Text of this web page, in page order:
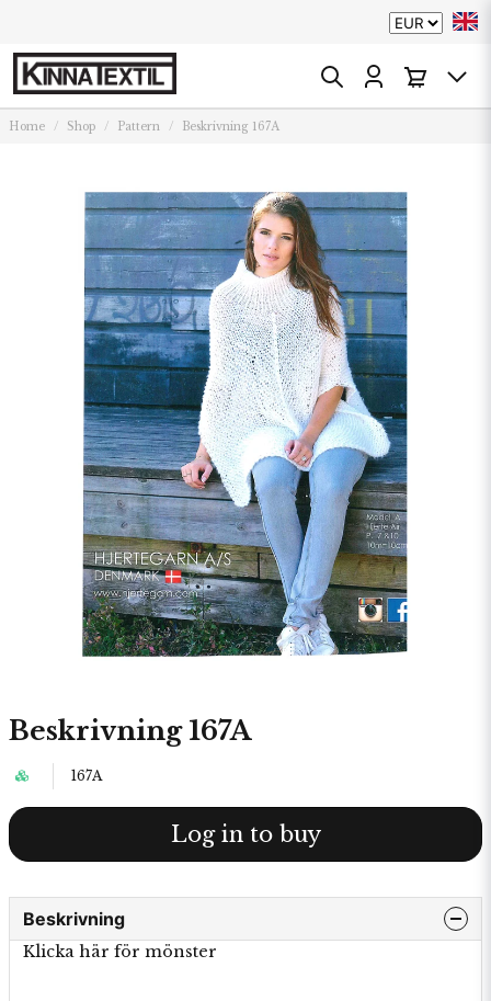
Home Shop Pattern Beskrivning 167A
Beskrivning 167A
167A
Log in to buy
Beskrivning
Klicka här för mönster